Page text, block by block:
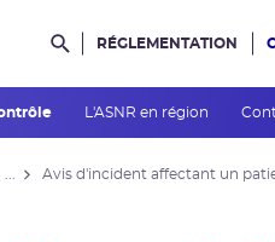
Rechercher dans le site
RÉGLEMENTATION
L'ASNR en région
Avis d'incident affectant un